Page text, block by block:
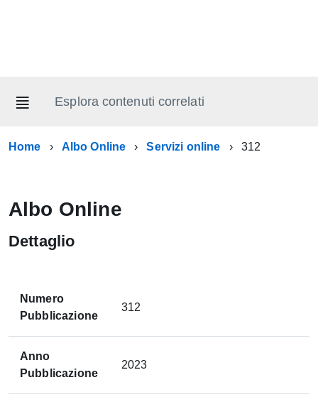
Esplora contenuti correlati
Home Albo Online Servizi online 312
Albo Online
Dettaglio
Numero
Pubblicazione
312
Anno
Pubblicazione
2023